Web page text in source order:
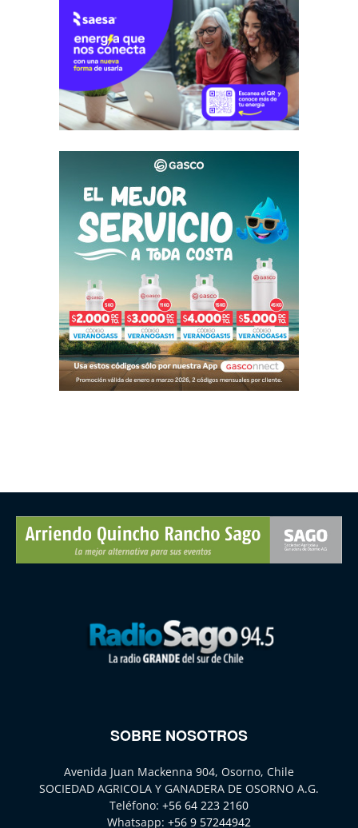
SOBRE NOSOTROS
Avenida Juan Mackenna 904, Osorno, Chile
SOCIEDAD AGRICOLA Y GANADERA DE OSORNO A.G.
Teléfono: +56 64 223 2160
Whatsapp: +56 9 57244942